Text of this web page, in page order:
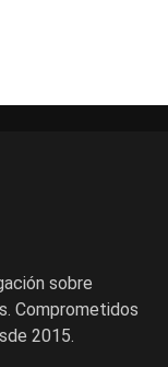
sobre
Comprometidos
2015.